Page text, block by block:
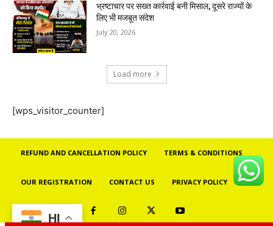
भ्रष्टाचार पर सख्त कार्रवाई बनी मिसाल, दूसरे राज्यों के
लिए भी मजबूत संदेश
July 20, 2026
Load more
[wps_visitor_counter]
REFUND AND CANCELLATION POLICY TERMS & CONDITIONS
OUR REGISTRATION CONTACT US PRIVACY POLICY
HI